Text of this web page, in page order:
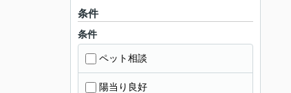
条件
条件
ペット相談
陽当り良好